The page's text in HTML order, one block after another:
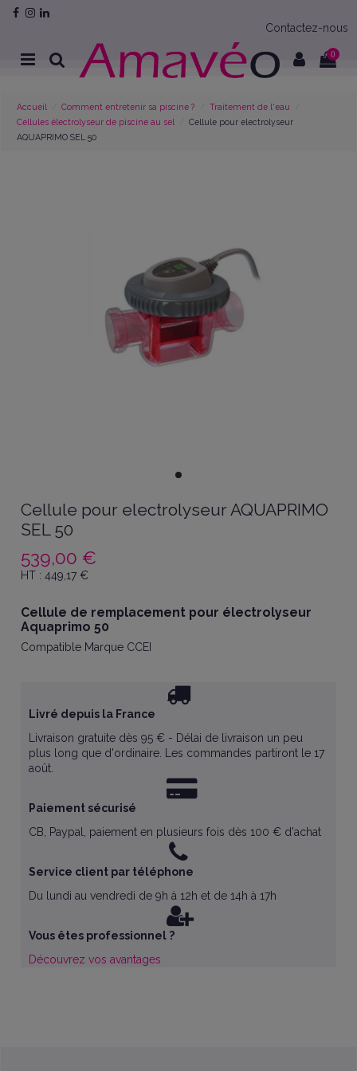
Contactez-nous
0
Accueil Comment entretenir sa piscine ?
Traitement de l'eau
Cellules électrolyseur de piscine au sel
Cellule pour electrolyseur
AQUAPRIMO SEL 50
Cellule pour electrolyseur AQUAPRIMO
SEL 50
539,00 €
HT : 449,17€
Cellule de remplacement pour électrolyseur
Aquaprimo 50
Compatible Marque CCEI
Livré depuis la France
Livraison gratuite dès 95 € - Délai de livraison un peu
plus long que d'ordinaire. Les commandes partiront le 17
août.
Paiement sécurisé
CB, Paypal, paiement en plusieurs fois dès 100 € d'achat
Service client par téléphone
Du lundi au vendredi de 9h à 12h et de 14h à 17h
Vous êtes professionnel ?
Découvrez vos avantages